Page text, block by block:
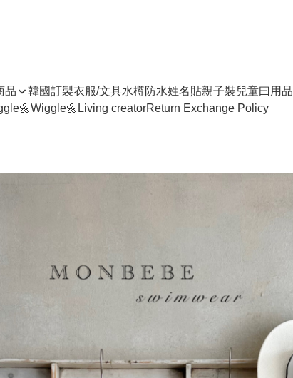
品 韓國訂製衣服/文具水樽防水姓名貼親子裝兒童曰用品
Living creatorReturn Exchange Policy